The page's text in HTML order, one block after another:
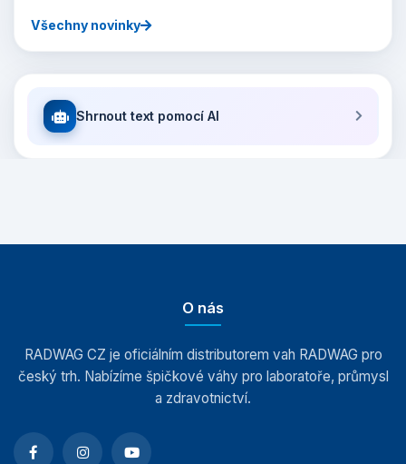
Všechny novinky
Shrnout text pomocí AI
O nás
RADWAG CZ je oficiálním distributorem vah RADWAG pro
český trh. Nabízíme špičkové váhy pro laboratoře, průmysl
a zdravotnictví.